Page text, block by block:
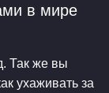
в мире
Так же вы
ухаживать за